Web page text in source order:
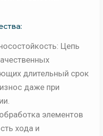
Цепь
длительный срок
даже при
элементов
хода и